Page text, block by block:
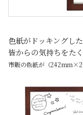
色紙がドッキングし
皆からの気持ちをた
市販の色紙が（